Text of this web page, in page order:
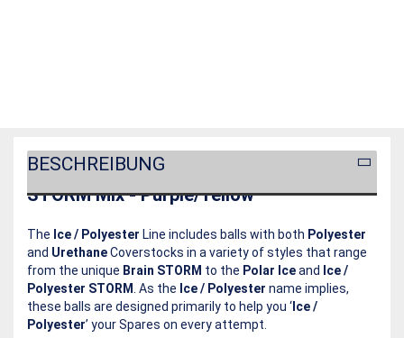
BESCHREIBUNG
STORM Mix - Purple/Yellow
The Ice / Polyester Line includes balls with both Polyester
and UrethaneCoverstocks in a variety of styles that range
from the unique Brain STORM to the Polar Iceand
Ice /
Polyester STORM . As the Ice / Polyester name implies,
these balls are designed primarily to help you ‘ Ice /
Polyester’ your Spares on every attempt.